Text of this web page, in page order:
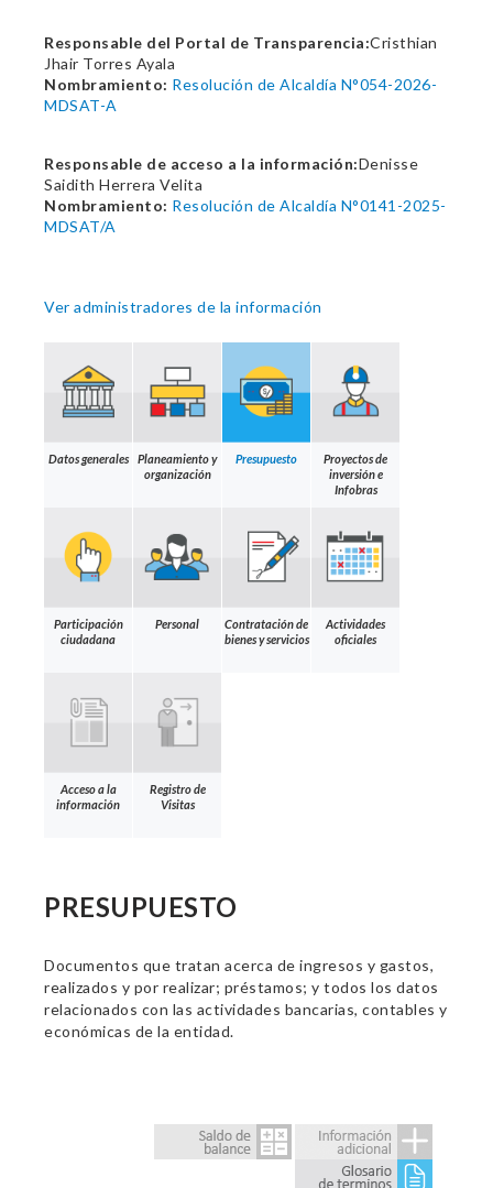
Responsable del Portal de Transparencia:Cristhian
Jhair Torres Ayala
Nombramiento: Resolución de Alcaldía N°054-2026-
MDSAT-A
Responsable de acceso a la información:Denisse
Saidith Herrera Velita
Nombramiento: Resolución de Alcaldía N°0141-2025-
MDSAT/A
Ver administradores de la información
Datos generales
Planeamiento y
organización
Presupuesto
Proyectos de
inversión e
Infobras
Participación
ciudadana
Personal
Contratación de
bienes y servicios
Actividades
oficiales
Acceso a la
información
Registro de
Visitas
PRESUPUESTO
Documentos que tratan acerca de ingresos y gastos,
realizados y por realizar; préstamos; y todos los datos
relacionados con las actividades bancarias, contables y
económicas de la entidad.